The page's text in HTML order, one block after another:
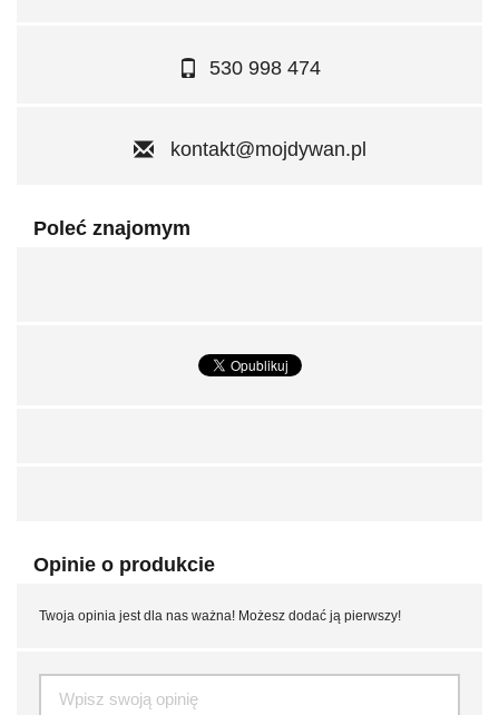
530 998 474
kontakt@mojdywan.pl
Poleć znajomym
Opinie o produkcie
Twoja opinia jest dla nas ważna! Możesz dodać ją pierwszy!